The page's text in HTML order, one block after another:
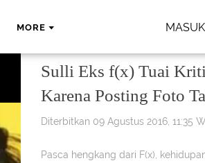
MORE MASUK
Sulli Eks f(x) Tuai
Karena Posting Foto
Diterbitkan 09 Agustus 2016, 11:35
Pasca hengkang dari F(x),